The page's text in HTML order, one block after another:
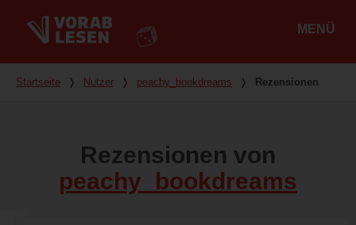
MENÜ
Du bist hier
Startseite ❭ Nutzer ❭ peachy_bookdreams ❭ Rezensionen
Rezensionen von
peachy_bookdreams